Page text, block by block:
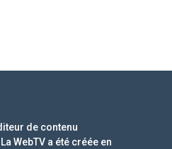
de contenu
WebTV a été créée en